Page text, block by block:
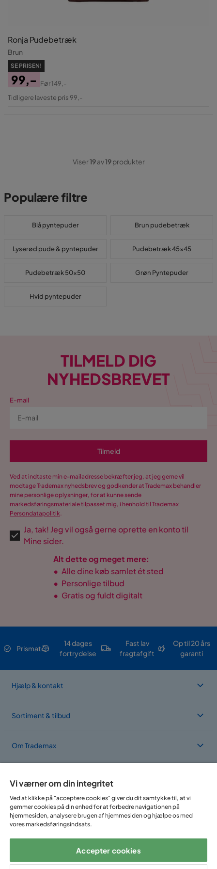
Ronja Pudebetræk
Brun
SE PRISEN!
Pris
99,-
Original
Før149,-
Tidligere laveste pris 99,-
Viser19av19produkter
Populære filtre
Blå pyntepuder Brun pudebetræk
Lyserød pude & pyntepuder Pudebetræk 45x45
Pudebetræk 50x50 Grøn Pyntepuder
Hvid pyntepuder
TILMELD DIG
NYHEDSBREVET
E-mail
Tilmeld
Ved at indtaste min e-mailadresse bekræfter jeg, at jeg gerne vil
modtage Trademax nyhedsbrev og godkender at Trademax behandler
mine personlige oplysninger, for at kunne sende
markedsføringsmateriale tilpasset mig, i henhold til Trademax
Persondatapolitik.
Ja, tak! Jeg vil også gerne oprette en konto til
Mine sider.
Alt dette og meget mere:
• Alle dine køb samlet ét sted
• Personlige tilbud
• Gratis og fuldt digitalt
Prismatch
14 dages
fortrydelse
Fast lav
fragtafgift
Op til 20 års
garanti
Hjælp & kontakt
Sortiment & tilbud
Om Trademax
Vi findes i flere forskellige lande
Følg os på:
Vi værner om din integritet
Ved at klikke på "acceptere cookies" giver du dit samtykke til, at vi
gemmer cookies på din enhed for at forbedre navigationen på
hjemmesiden, analysere brugen af hjemmesiden og hjælpe os med
vores markedsføringsindsats.
Accepter cookies